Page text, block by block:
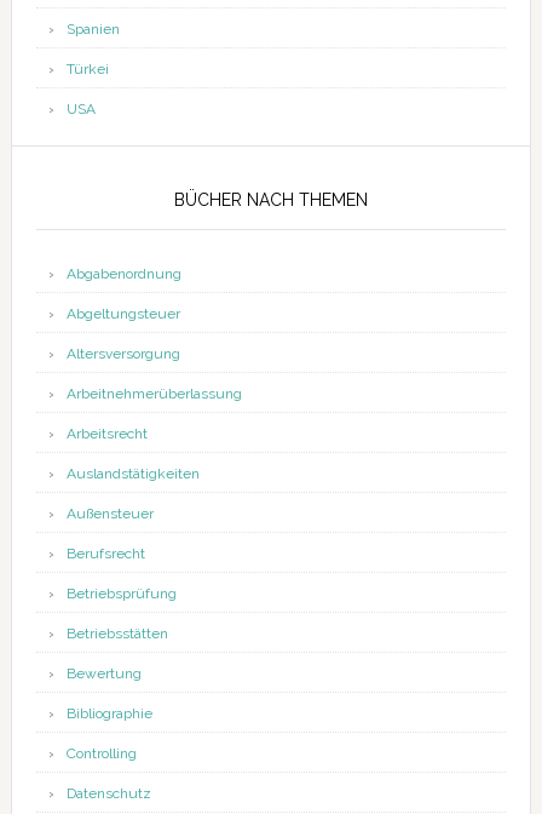
Spanien
Türkei
USA
BÜCHER NACH THEMEN
Abgabenordnung
Abgeltungsteuer
Altersversorgung
Arbeitnehmerüberlassung
Arbeitsrecht
Auslandstätigkeiten
Außensteuer
Berufsrecht
Betriebsprüfung
Betriebsstätten
Bewertung
Bibliographie
Controlling
Datenschutz